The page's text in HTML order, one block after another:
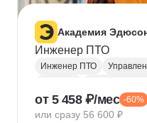
Академия
Инженер ПТО
Инженер ПТО
Юридические аспекты
Ведение переговоров
от 5 458 ₽/мес -60%
или сразу 56 600 ₽